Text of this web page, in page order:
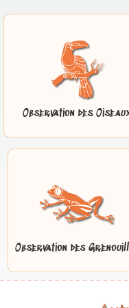
Observation des
Observation des